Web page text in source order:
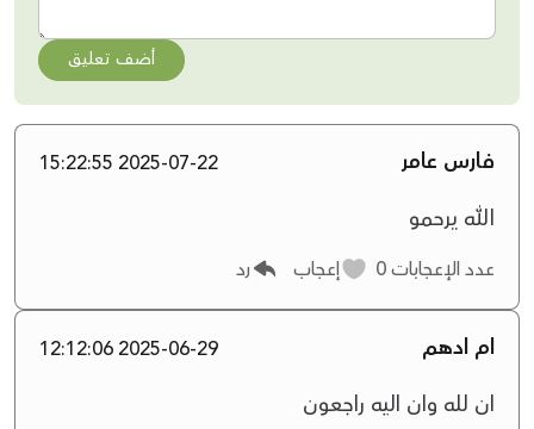
أضف تعليق
فارس عامر 2025-07-22 15:22:55
الله يرحمو
عدد الإعجابات إعجاب رد
ام ادهم 2025-06-29 12:12:06
ان لله وان اليه راجعون